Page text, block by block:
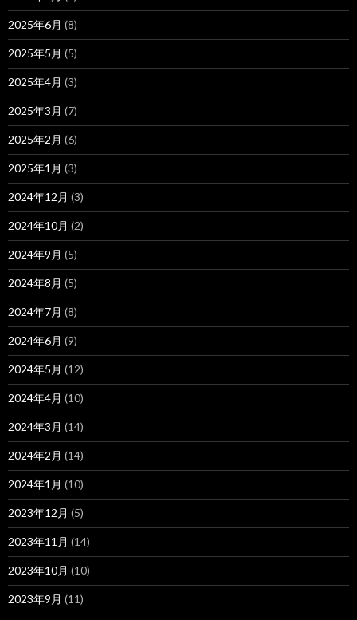
2025年6月 (8)
2025年5月 (5)
2025年4月 (3)
2025年3月 (7)
2025年2月 (6)
2025年1月 (3)
2024年12月 (3)
2024年10月 (2)
2024年9月 (5)
2024年8月 (5)
2024年7月 (8)
2024年6月 (9)
2024年5月 (12)
2024年4月 (10)
2024年3月 (14)
2024年2月 (14)
2024年1月 (10)
2023年12月 (5)
2023年11月 (14)
2023年10月 (10)
2023年9月 (11)